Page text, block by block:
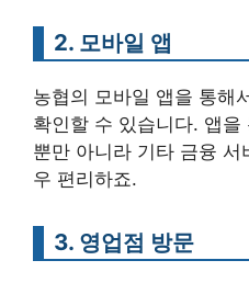
2. 모바일 앱
농협의 모바일 앱을 통해
확인할 수 있습니다. 앱
뿐만 아니라 기타 금융
우 편리하죠.
3. 영업점 방문